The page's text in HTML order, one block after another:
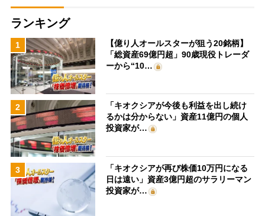
ランキング
1
【億り人オールスターが狙う20銘柄】
「総資産69億円超」90歳現役トレーダ
ーから“10…
2
「キオクシアが今後も利益を出し続け
るかは分からない」資産11億円の個人
投資家が…
3
「キオクシアが再び株価10万円になる
日は遠い」資産3億円超のサラリーマン
投資家が…